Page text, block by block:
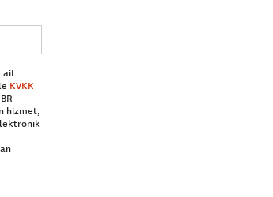
ait
KVKK
hizmet,